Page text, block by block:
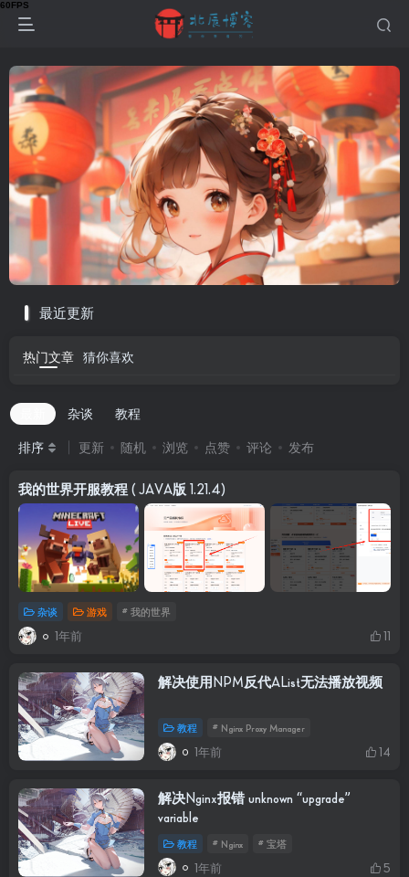
最近更新
热门文章 猜你喜欢
杂谈
教程
排序
更新 随机 浏览 点赞 评论 发布
我的世界开服教程 ( JAVA版 1.21.4)
杂谈 游戏 # 我的世界
1年前 11
解决使用NPM反代AList无法播放视频
教程 # Nginx Proxy Manager
1年前 14
解决Nginx报错 unknown “upgrade”
variable
教程 # Nginx # 宝塔
1年前 5